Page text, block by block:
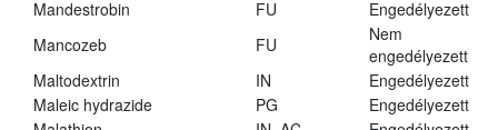
Mandestrobin
FU
Engedélyezett
Mancozeb
FU
Nem
engedélyezett
Maltodextrin
IN
Engedélyezett
Maleic hydrazide
PG
Engedélyezett